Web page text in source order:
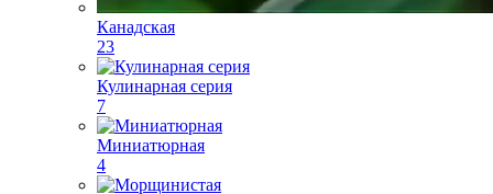
Канадская
23
Кулинарная серия
7
Миниатюрная
4